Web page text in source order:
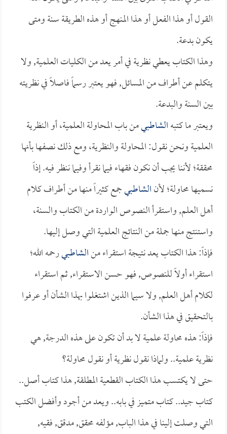
القول أو هذا الفعل أو هذا المنهج أو هذه الطريقة سنة ومتى
يكون بدعة.
وهذا الكتاب يعطي نظرية في أمر يعد من الكليات العلمية, ولا
يتكلم عن أطراف من المسائل, فهو يعتبر رسماً فاصلاً في نظريته
بين السنة والبدعة.
ويعتبر ما كتبهالشاطبيمن باب المحاولة العلمية، أو النظرية
العلمية ونحن نقول: المحاولة والنظرية، ومع ذلك نصفها بأنها
محققة؛ لأننا يجب أن نكون فقهاء فيما نقرأ وفيما ننظر فيه. إذاً
نسميها محاولة؛ لأنالشاطبيجمع كثيراً منها من أطراف كلام
أهل العلم, واستقرأ النصوص الواردة من الكتاب والسنة،
واستنتج منها جملة من النتائج العلمية التي وصل إليها.
فإذاً: هذا الكتاب يعد نتيجة استقراء منالشاطبيرحمه الله؛
استقراء أولاً للنصوص, فهو حسن الاستقراء, ثم استقراء
لكلام أهل العلم, ولا سيما الذين اشتغلوا بهذا الشأن أو عرفوا
بالتحقيق في هذا الشأن.
فإذاً: هذه محاولة علمية لا بد أن تكون على هذه الدرجة, هي
نظرية علمية.. ولماذا نقول نظرية أو نقول محاولة؟
حتى لا يكتسب هذا الكتاب القطعية المطلقة, هذا كتاب أصل..
كتاب جيد.. كتاب متميز في بابه.. ويعد من أجود وأفضل الكتب
التي وصلت إلينا في هذا الباب, مؤلفه محقق, مدقق, فقيه,